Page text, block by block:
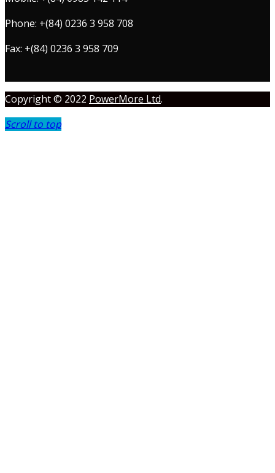
Phone: +(84) 0236 3 958 708
Fax: +(84) 0236 3 958 709
Copyright © 2022 PowerMore Ltd.
Scroll to top